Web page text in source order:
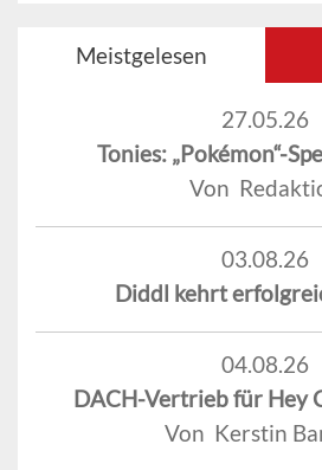
Meistgelesen
27.05.26
Tonies: „Pokémon“-
Von
03.08.26
Diddl kehrt
04.08.26
DACH-Vertrieb für Hey
Von Kerstin